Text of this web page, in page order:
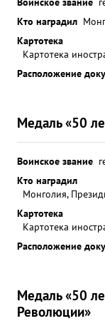
Кто наградил
Картотека
Картотека
Расположение
Медаль «50
Воинское звание
Кто наградил
Монголия,
Картотека
Картотека
Расположение
Медаль «50
Революции»